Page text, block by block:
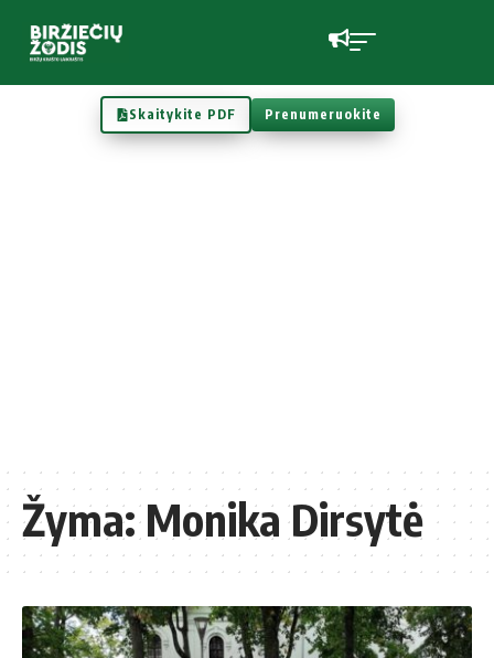
Skaitykite PDF Prenumeruokite
Žyma:Monika Dirsytė